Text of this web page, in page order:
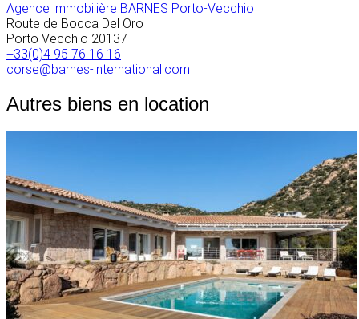
Agence immobilière BARNES Porto-Vecchio
Route de Bocca Del Oro
Porto Vecchio 20137
+33(0)4 95 76 16 16
corse@barnes-international.com
Autres biens en location